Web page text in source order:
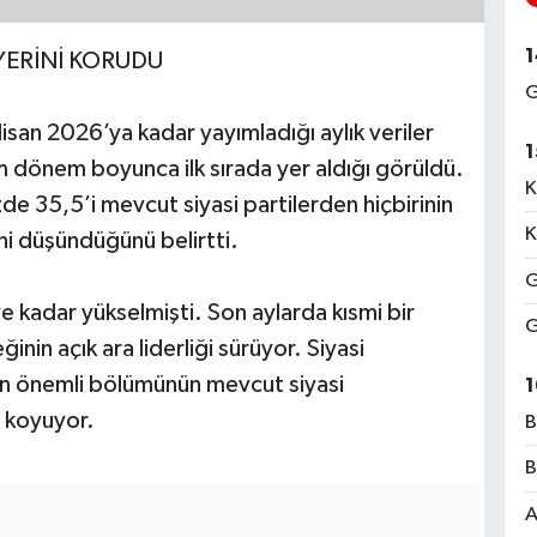
KORUDU
2026’ya kadar yayımladığı aylık veriler
dönem boyunca ilk sırada yer aldığı görüldü.
35,5’i mevcut siyasi partilerden hiçbirinin
düşündüğünü belirtti.
kadar yükselmişti. Son aylarda kısmi bir
açık ara liderliği sürüyor. Siyasi
bölümünün mevcut siyasi
koyuyor.